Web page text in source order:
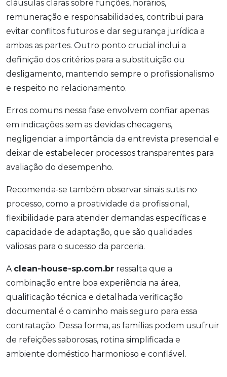
cláusulas claras sobre funções, horários,
remuneração e responsabilidades, contribui para
evitar conflitos futuros e dar segurança jurídica a
ambas as partes. Outro ponto crucial inclui a
definição dos critérios para a substituição ou
desligamento, mantendo sempre o profissionalismo
e respeito no relacionamento.
Erros comuns nessa fase envolvem confiar apenas
em indicações sem as devidas checagens,
negligenciar a importância da entrevista presencial e
deixar de estabelecer processos transparentes para
avaliação do desempenho.
Recomenda-se também observar sinais sutis no
processo, como a proatividade da profissional,
flexibilidade para atender demandas específicas e
capacidade de adaptação, que são qualidades
valiosas para o sucesso da parceria.
A clean-house-sp.com.br ressalta que a
combinação entre boa experiência na área,
qualificação técnica e detalhada verificação
documental é o caminho mais seguro para essa
contratação. Dessa forma, as famílias podem usufruir
de refeições saborosas, rotina simplificada e
ambiente doméstico harmonioso e confiável.